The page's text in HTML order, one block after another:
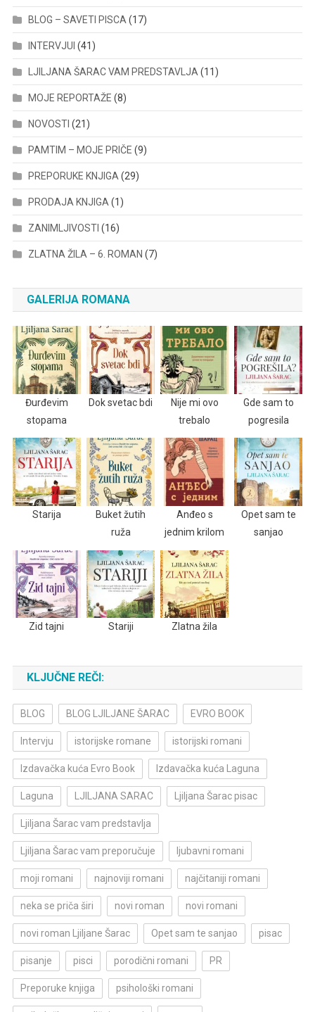
BLOG – SAVETI PISCA (17)
INTERVJUI (41)
LJILJANA ŠARAC VAM PREDSTAVLJA (11)
MOJE REPORTAŽE (8)
NOVOSTI (21)
PAMTIM – MOJE PRIČE (9)
PREPORUKE KNJIGA (29)
PRODAJA KNJIGA (1)
ZANIMLJIVOSTI (16)
ZLATNA ŽILA – 6. ROMAN (7)
GALERIJA ROMANA
Đurđevim
stopama
Dok svetac bdi
Nije mi ovo
trebalo
Gde sam to
pogresila
Starija
Buket žutih
ruža
Anđeo s
jednim krilom
Opet sam te
sanjao
Zid tajni Stariji Zlatna žila
KLJUČNE REČI:
BLOG BLOG LJILJANE ŠARAC EVRO BOOK
Intervju istorijske romane istorijski romani
Izdavačka kuća Evro Book Izdavačka kuća Laguna
Laguna LJILJANA SARAC Ljiljana Šarac pisac
Ljiljana Šarac vam predstavlja
Ljiljana Šarac vam preporučuje ljubavni romani
moji romani najnoviji romani najčitaniji romani
neka se priča širi novi roman novi romani
novi roman Ljiljane Šarac Opet sam te sanjao pisac
pisanje pisci porodični romani PR
Preporuke knjiga psihološki romani